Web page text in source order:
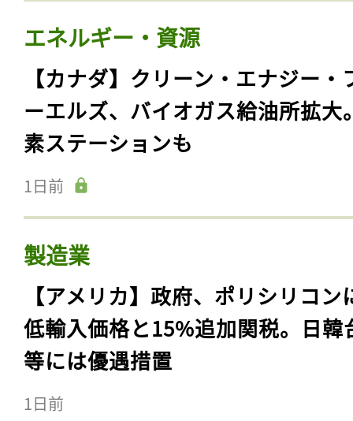
エネルギー・資源
【カナダ】クリーン・エナジー・
ーエルズ、バイオガス給油所拡大
素ステーションも
1日前
製造業
【アメリカ】政府、ポリシリコン
低輸入価格と15%追加関税。日韓
等には優遇措置
1日前